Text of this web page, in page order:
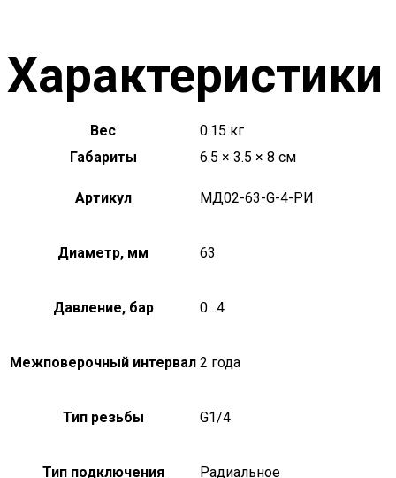
Характеристики
Вес
0.15 кг
Габариты
6.5 × 3.5 × 8 см
Артикул МД02-63-G-4-РИ
Диаметр, мм 63
Давление, бар 0…4
Межповерочный интервал 2 года
Тип резьбы G1/4
Тип подключения Радиальное